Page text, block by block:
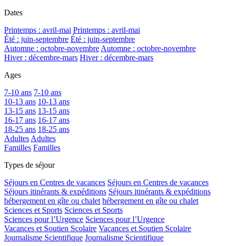
Dates
Printemps : avril-mai Printemps : avril-mai
Été : juin-septembre Été : juin-septembre
Automne : octobre-novembre Automne : octobre-novembre
Hiver : décembre-mars Hiver : décembre-mars
Ages
7-10 ans 7-10 ans
10-13 ans 10-13 ans
13-15 ans 13-15 ans
16-17 ans 16-17 ans
18-25 ans 18-25 ans
Adultes Adultes
Familles Familles
Types de séjour
Séjours en Centres de vacances Séjours en Centres de vacances
Séjours itinérants & expéditions Séjours itinérants & expéditions
hébergement en gîte ou chalet hébergement en gîte ou chalet
Sciences et Sports Sciences et Sports
Sciences pour l’Urgence Sciences pour l’Urgence
Vacances et Soutien Scolaire Vacances et Soutien Scolaire
Journalisme Scientifique Journalisme Scientifique